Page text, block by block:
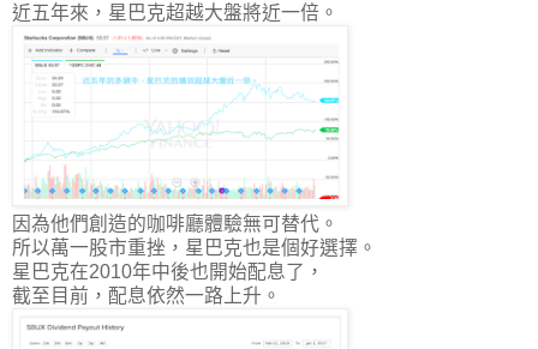
近五年來，星巴克超越大盤將近一倍。
因為他們創造的咖啡廳體驗無可替代。
所以萬一股市重挫，星巴克也是個好選擇。
星巴克在2010年中後也開始配息了，
截至目前，配息依然一路上升。